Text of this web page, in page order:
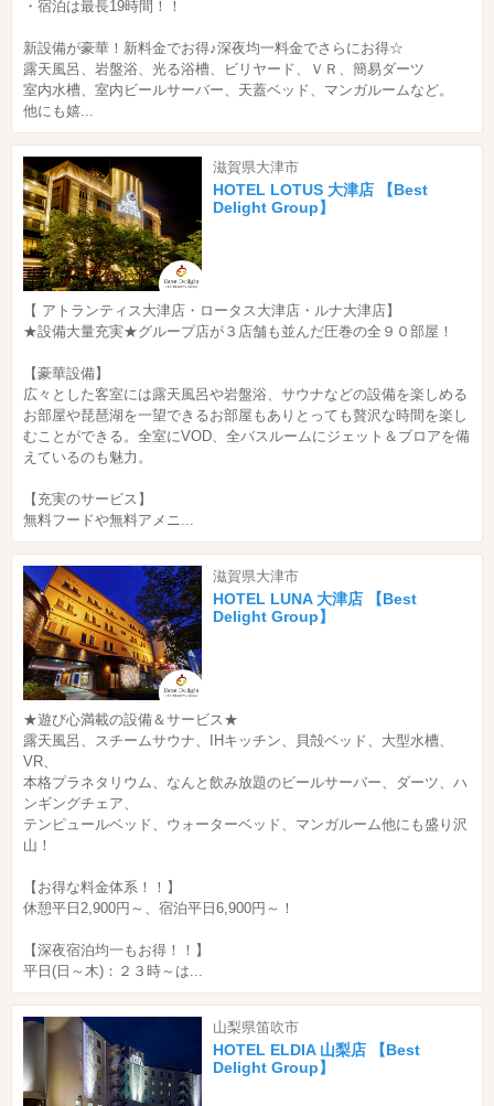
・宿泊は最長19時間！！
新設備が豪華！新料金でお得♪深夜均一料金でさらにお得☆
露天風呂、岩盤浴、光る浴槽、ビリヤード、ＶＲ、簡易ダーツ
室内水槽、室内ビールサーバー、天蓋ベッド、マンガルームなど。
他にも嬉...
滋賀県大津市
HOTEL LOTUS 大津店 【Best
Delight Group】
【 アトランティス大津店・ロータス大津店・ルナ大津店】
★設備大量充実★グループ店が３店舗も並んだ圧巻の全９０部屋！
【豪華設備】
広々とした客室には露天風呂や岩盤浴、サウナなどの設備を楽しめる
お部屋や琵琶湖を一望できるお部屋もありとっても贅沢な時間を楽し
むことができる。全室にVOD、全バスルームにジェット＆ブロアを備
えているのも魅力。
【充実のサービス】
無料フードや無料アメニ...
滋賀県大津市
HOTEL LUNA 大津店 【Best
Delight Group】
★遊び心満載の設備＆サービス★
露天風呂、スチームサウナ、IHキッチン、貝殻ベッド、大型水槽、
VR、
本格プラネタリウム、なんと飲み放題のビールサーバー、ダーツ、ハ
ンギングチェア、
テンピュールベッド、ウォーターベッド、マンガルーム他にも盛り沢
山！
【お得な料金体系！！】
休憩平日2,900円～、宿泊平日6,900円～！
【深夜宿泊均一もお得！！】
平日(日～木)：２３時～は...
山梨県笛吹市
HOTEL ELDIA 山梨店 【Best
Delight Group】